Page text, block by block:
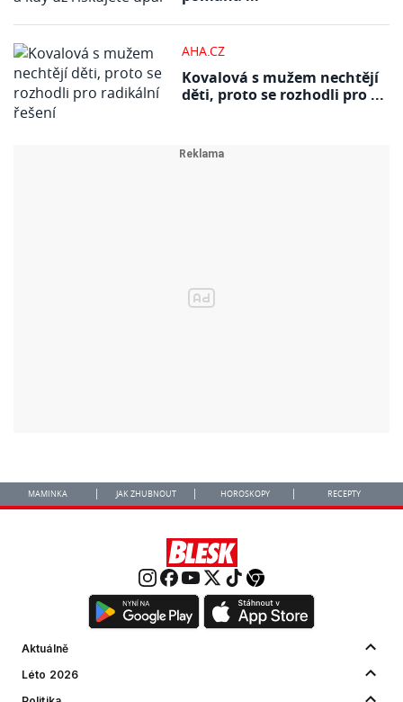
AHA.CZ
Kovalová s mužem nechtějí
děti, proto se rozhodli pro ...
MAMINKA JAK ZHUBNOUT HOROSKOPY RECEPTY
Aktuálně
Léto 2026